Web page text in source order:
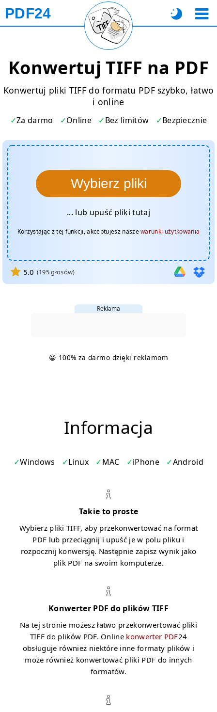
PDF24
Konwertuj TIFF na PDF
Konwertuj pliki TIFF do formatu PDF szybko, łatwo
i online
Za darmo Online Bez limitów Bezpiecznie
Wybierz pliki
... lub upuść pliki tutaj
Korzystając z tej funkcji, akceptujesz naszewarunki użytkowania
5.0 (195głosów)
Reklama
😀 100% za darmo dzięki reklamom
Informacja
Windows Linux MAC iPhone Android
Takie to proste
Wybierz pliki TIFF, aby przekonwertować na format
PDF lub przeciągnij i upuść je w polu pliku i
rozpocznij konwersję. Następnie zapisz wynik jako
plik PDF na swoim komputerze.
Konwerter PDF do plików TIFF
Na tej stronie możesz łatwo przekonwertować pliki
TIFF do plików PDF. Online konwerter PDF24
obsługuje również niektóre inne formaty plików i
może również konwertować pliki PDF do innych
formatów.